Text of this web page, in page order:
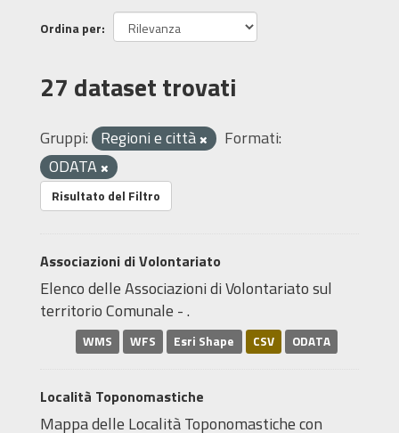
Ordina per
27 dataset trovati
Gruppi: Regioni e città
Formati:
ODATA
Risultato del Filtro
Associazioni di Volontariato
Elenco delle Associazioni di Volontariato sul
territorio Comunale - .
WMS WFS Esri Shape CSV ODATA
Località Toponomastiche
Mappa delle Località Toponomastiche con